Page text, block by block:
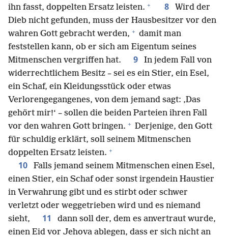
ihn fasst, doppelten Ersatz leisten. + 8
Wird der
Dieb nicht gefunden, muss der Hausbesitzer vor den
wahren Gott gebracht werden, + damit man
feststellen kann, ob er sich am Eigentum seines
Mitmenschen vergriffen hat.
9
In jedem Fall von
widerrechtlichem Besitz – sei es ein Stier, ein Esel,
ein Schaf, ein Kleidungsstück oder etwas
Verlorengegangenes, von dem jemand sagt: ‚Das
gehört mir!‘ – sollen die beiden Parteien ihren Fall
vor den wahren Gott bringen. + Derjenige, den Gott
für schuldig erklärt, soll seinem Mitmenschen
doppelten Ersatz leisten. +
10
Falls jemand seinem Mitmenschen einen Esel,
einen Stier, ein Schaf oder sonst irgendein Haustier
in Verwahrung gibt und es stirbt oder schwer
verletzt oder weggetrieben wird und es niemand
sieht,
11
dann soll der, dem es anvertraut wurde,
einen Eid vor Jehova ablegen, dass er sich nicht an